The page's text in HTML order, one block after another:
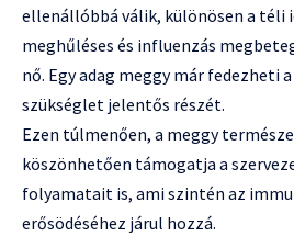
ellenállóbbá válik, különösen a téli
meghűléses és influenzás
nő. Egy adag meggy már fedezheti
szükséglet jelentős részét.
Ezen túlmenően, a meggy
köszönhetően támogatja a
folyamatait is, ami szintén az
erősödéséhez járul hozzá.